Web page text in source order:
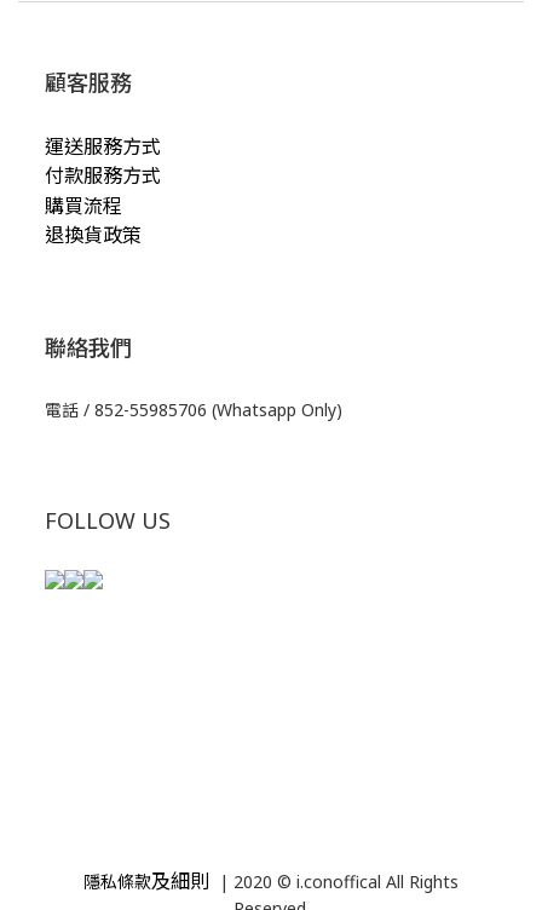
顧客服務
運送服務方式
付款服務方式
購買流程
退換貨政策
聯絡我們
電話 / 852-55985706 (Whatsapp Only)
FOLLOW US
隱私條款及細則
| 2020 © i.conoffical All Rights